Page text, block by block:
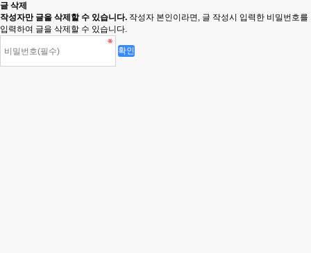
글 삭제
작성자만 글을 삭제할 수 있습니다. 작성자 본인이라면, 글 작성시 입력한 비밀번호를
입력하여 글을 삭제할 수 있습니다.